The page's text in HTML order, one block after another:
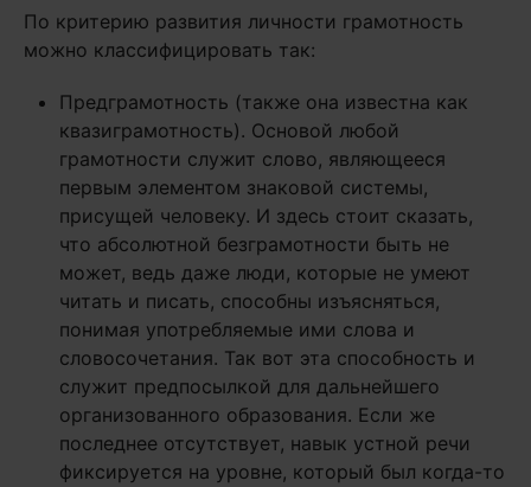
По критерию развития личности грамотность
можно классифицировать так:
Предграмотность (также она известна как
квазиграмотность). Основой любой
грамотности служит слово, являющееся
первым элементом знаковой системы,
присущей человеку. И здесь стоит сказать,
что абсолютной безграмотности быть не
может, ведь даже люди, которые не умеют
читать и писать, способны изъясняться,
понимая употребляемые ими слова и
словосочетания. Так вот эта способность и
служит предпосылкой для дальнейшего
организованного образования. Если же
последнее отсутствует, навык устной речи
фиксируется на уровне, который был когда-то